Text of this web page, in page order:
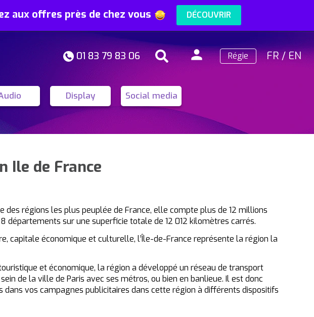
aux offres près de chez vous DÉCOUVRIR
01 83 79 83 06
Search
person Régie FR/EN
Display Social media
Ile de France
des régions les plus peuplée de France, elle compte plus de 12 millions
départements sur une superficie totale de 12 012 kilomètres carrés.
capitale économique et culturelle, l’Île-de-France représente la région la
et économique, la région a développé un réseau de transport
de la ville de Paris avec ses métros, ou bien en banlieue. Il est donc
dans vos campagnes publicitaires dans cette région à différents dispositifs